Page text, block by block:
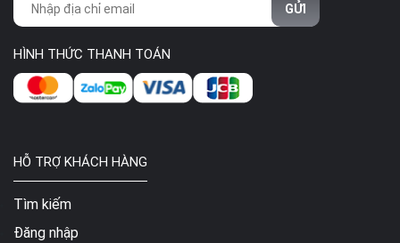
GỬI
HÌNH THỨC THANH TOÁN
HỖ TRỢ KHÁCH HÀNG
Tìm kiếm
Đăng nhập